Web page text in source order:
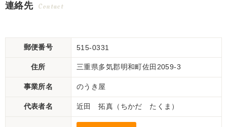
連絡先 Contact
郵便番号 515-0331
住所 三重県多気郡明和町佐田2059-3
事業所名 のうき屋
代表者名 近田 拓真（ちかだ たくま）